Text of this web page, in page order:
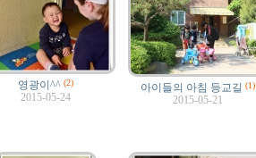
영광이^^ (2)
2015-05-24
아이들의 아침 등교길 (1)
2015-05-21